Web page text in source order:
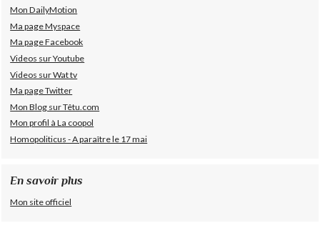
Mon DailyMotion
Ma page Myspace
Ma page Facebook
Videos sur Youtube
Videos sur Wat tv
Ma page Twitter
Mon Blog sur Têtu.com
Mon profil à La coopol
Homopoliticus - A paraître le 17 mai
En savoir plus
Mon site officiel